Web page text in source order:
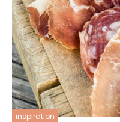
inspiration